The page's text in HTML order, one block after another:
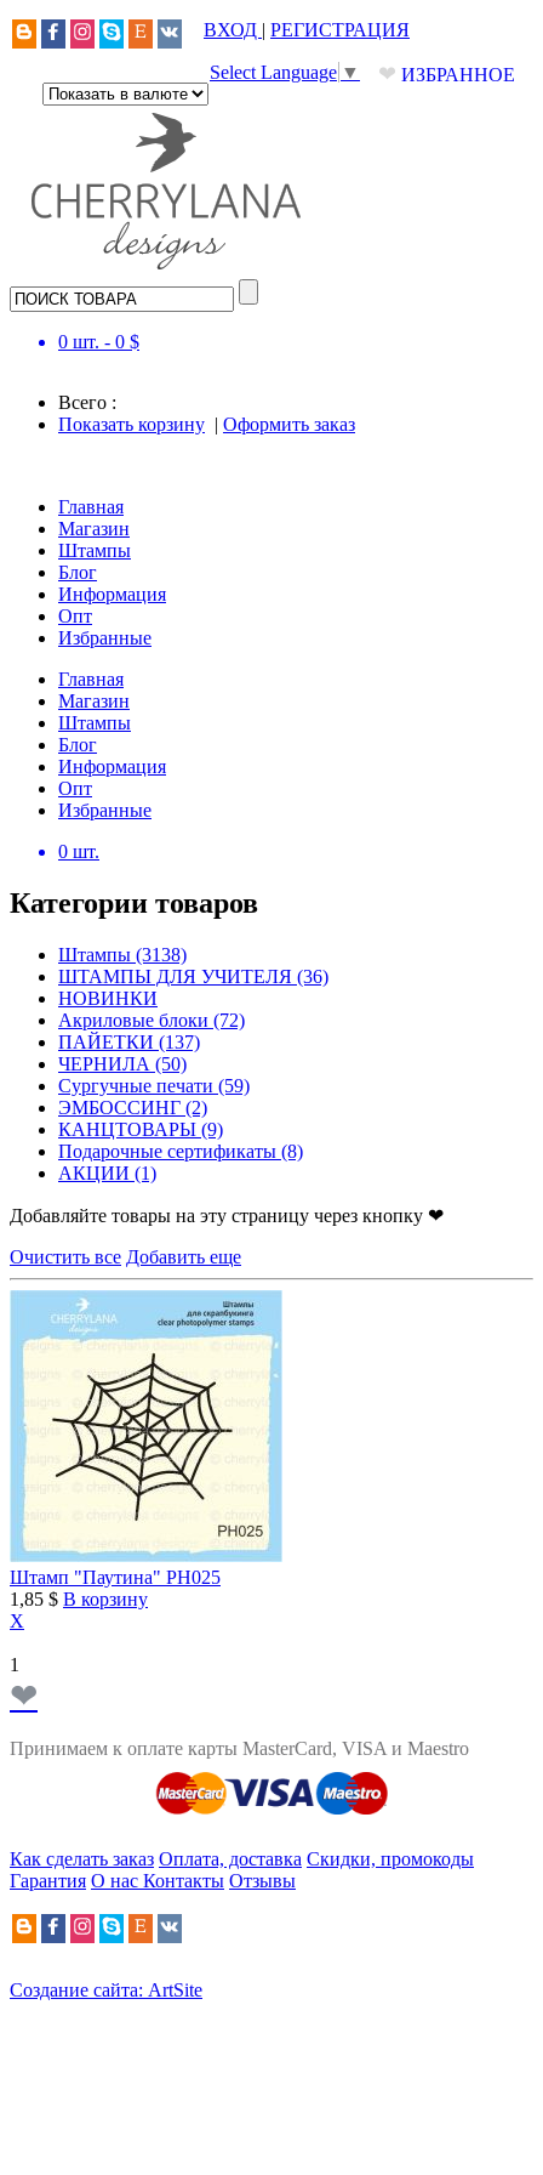
ВХОД | РЕГИСТРАЦИЯ
❤ ИЗБРАННОЕ
Select Language ▼
0 шт. - 0 $
Всего :
Показать корзину | Оформить заказ
Главная
Магазин
Штампы
Блог
Информация
Опт
Избранные
Главная
Магазин
Штампы
Блог
Информация
Опт
Избранные
0 шт.
Категории товаров
Штампы (3138)
ШТАМПЫ ДЛЯ УЧИТЕЛЯ (36)
НОВИНКИ
Акриловые блоки (72)
ПАЙЕТКИ (137)
ЧЕРНИЛА (50)
Сургучные печати (59)
ЭМБОССИНГ (2)
КАНЦТОВАРЫ (9)
Подарочные сертификаты (8)
АКЦИИ (1)
Добавляйте товары на эту страницу через кнопку ❤
Очистить все Добавить еще
Штамп "Паутина" PH025
1,85 $ В корзину
X
1
❤
Принимаем к оплате карты MasterCard, VISA и Maestro
Как сделать заказ Оплата, доставка Скидки, промокоды
Гарантия О нас Контакты Отзывы
Создание сайта: ArtSite